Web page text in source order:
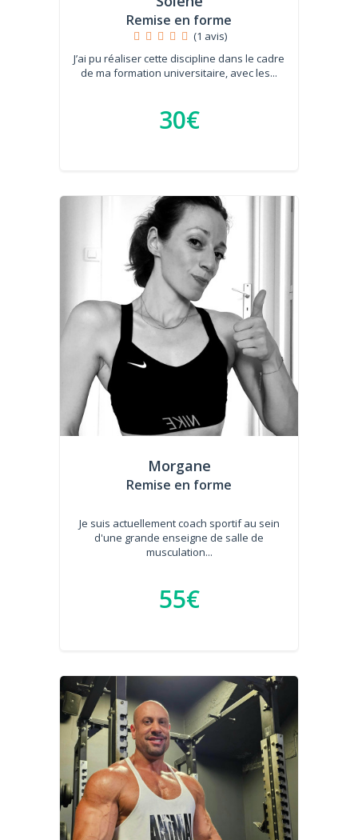
Remise en forme
(1 avis)
J’ai pu réaliser cette discipline dans le cadre
de ma formation universitaire, avec les...
30€
Morgane
Remise en forme
Je suis actuellement coach sportif au sein
d'une grande enseigne de salle de
musculation...
55€